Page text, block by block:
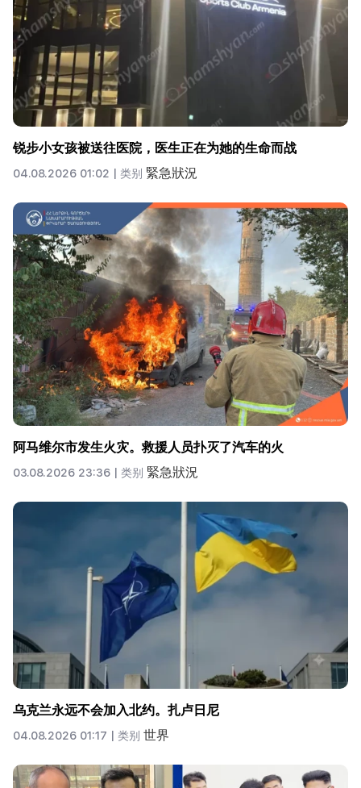
锐步小女孩被送往医院，医生正在为她的生命而战
04.08.2026 01:02 | 类别 緊急狀況
阿马维尔市发生火灾。救援人员扑灭了汽车的火
03.08.2026 23:36 | 类别 緊急狀況
乌克兰永远不会加入北约。扎卢日尼
04.08.2026 01:17 | 类别 世界